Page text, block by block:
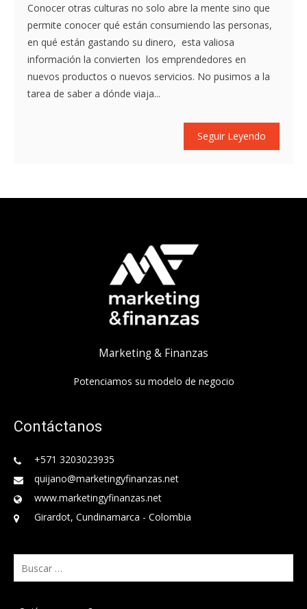
Conocer otras culturas no solo abre la mente sino que
permite conocer qué están consumiendo las personas,
en qué están gastando su dinero, esta valiosa
información la convierten los emprendedores en
nuevos productos o nuevos servicios. No pusimos a la
tarea de saber a dónde viaja...
Seguir Leyendo
Marketing & Finanzas
Potenciamos su modelo de negocio
Contáctanos
+571 3203023935
quijano@marketingyfinanzas.net
www.marketingyfinanzas.net
Girardot, Cundinamarca - Colombia
Buscar: